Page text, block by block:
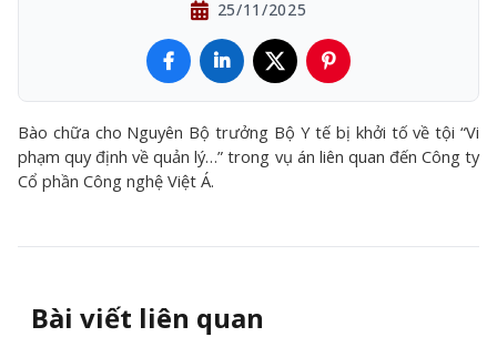
25/11/2025
Bào chữa cho Nguyên Bộ trưởng Bộ Y tế bị khởi tố về tội “Vi
phạm quy định về quản lý…” trong vụ án liên quan đến Công ty
Cổ phần Công nghệ Việt Á.
Bài viết liên quan